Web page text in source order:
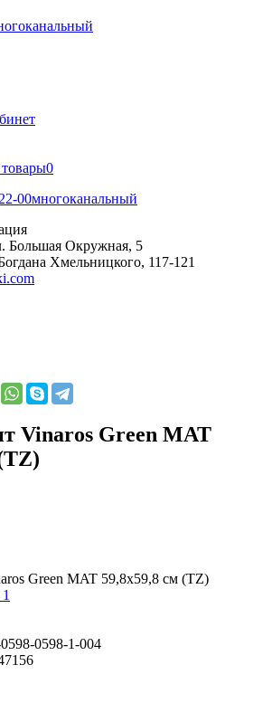
0
00многоканальный
Большая Окружная, 5
Хмельницкого, 117-121
Vinaros Green MAT
Green MAT 59,8x59,8 см (TZ)
0598-1-004